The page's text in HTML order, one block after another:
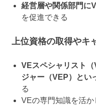
経営層や関係部門に
を促進できる
上位資格の取得やキ
VEスペシャリスト
ジャー（VEP）とい
る
VEの専門知識を活か